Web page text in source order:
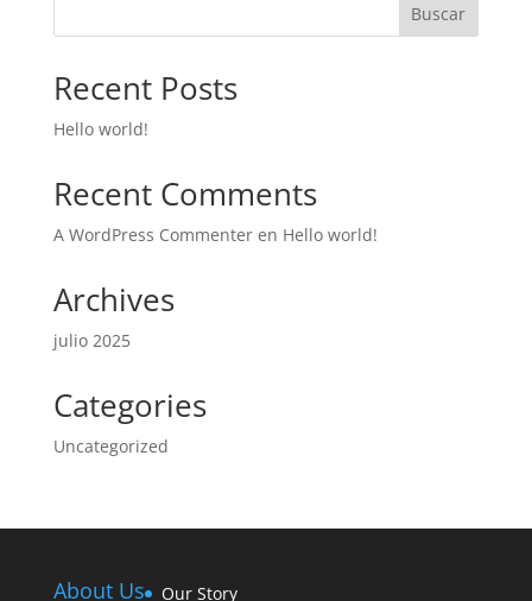
Buscar
Recent Posts
Hello world!
Recent Comments
A WordPress Commenteren Hello world!
Archives
julio 2025
Categories
Uncategorized
About Us Our Story